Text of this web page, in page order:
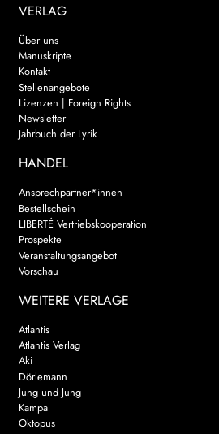
VERLAG
Über uns
Manuskripte
Kontakt
Stellenangebote
Lizenzen | Foreign Rights
Newsletter
Jahrbuch der Lyrik
HANDEL
Ansprechpartner*innen
Bestellschein
LIBERTÉ Vertriebskooperation
Prospekte
Veranstaltungsangebot
Vorschau
WEITERE VERLAGE
Atlantis
Atlantis Verlag
Aki
Dörlemann
Jung und Jung
Kampa
Oktopus